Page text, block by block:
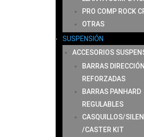
PRO COMP ROCK
OTRAS
SUSPENSIÓN
ACCESORIOS
BARRAS DIRECCIÓN
REFORZADAS
BARRAS PANHARD
REGULABLES
CASQUILLOS/
/CASTER KIT